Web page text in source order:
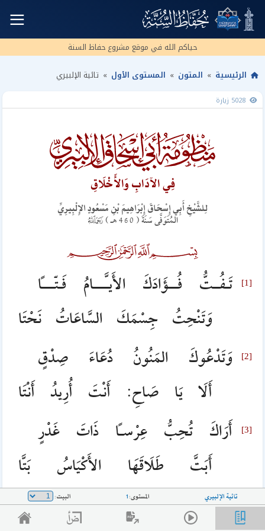
☰
حياكم الله في موقع مشروع حفاظ السنة
الرئيسية » المتون » المستوى الأول » تائية الإلبيري
فِي الآدَابِ وَالأَخْلَاقِ
لِلشَّيْخِ أَبِي إِسْحَاقَ إِبْرَاهِيمَ بْنِ مَسْعُودٍ الإِلْبِيرِيِّ
المُتَوَفَّى سَنَةَ ( 460 هـ ) $
تَـفُــتُّ فُـــؤَادَكَ الأَيـَّــــامُ فَـتّـــاً
وَتَنْحِتُ جِسْمَكَ السَّاعَاتُ نَحْتَا
وَتَدْعُوكَ المَنُونُ دُعَاءَ صِدْقٍ
أَلَا يَا صَاحِ: أَنْتَ أُرِيدُ أَنْتَا
أَرَاكَ تُحِبُّ عِرْساً ذَاتَ غَدْرٍ
أَبَتَّ طَلَاقَهَا الأَكْيَاسُ بَتَّا
تَنَامُ الدَّهْرَ وَيْحَكَ فِي غَطِيطٍ
تائية الإلبيري المستوى:1 البيت: